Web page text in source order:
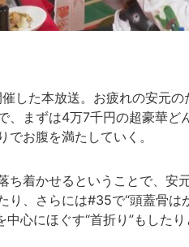
た本放送。お疲れの安元の
、まずは4万7千円の超豪華ど
お腹を満たしていく。
着かせるということで、安
り、さらには#35で“頭蓋骨は
心にほぐす“首折り”もした